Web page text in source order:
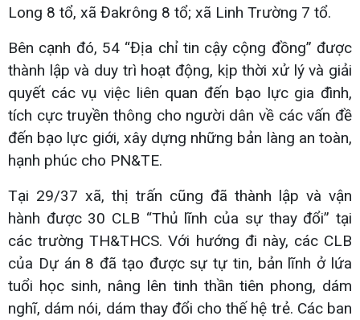
Long 8 tổ, xã Đakrông 8 tổ; xã Linh Trường 7 tổ.
Bên cạnh đó, 54 “Địa chỉ tin cậy cộng đồng” được
thành lập và duy trì hoạt động, kịp thời xử lý và giải
quyết các vụ việc liên quan đến bạo lực gia đình,
tích cực truyền thông cho người dân về các vấn đề
đến bạo lực giới, xây dựng những bản làng an toàn,
hạnh phúc cho PN&TE.
Tại 29/37 xã, thị trấn cũng đã thành lập và vận
hành được 30 CLB “Thủ lĩnh của sự thay đổi” tại
các trường TH&THCS. Với hướng đi này, các CLB
của Dự án 8 đã tạo được sự tự tin, bản lĩnh ở lứa
tuổi học sinh, nâng lên tinh thần tiên phong, dám
nghĩ, dám nói, dám thay đổi cho thế hệ trẻ. Các ban